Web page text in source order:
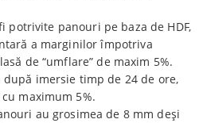
potrivite panouri pe baza de HDF,
a marginilor împotriva
de “umflare” de maxim 5%.
după imersie timp de 24 de ore,
maximum 5%.
au grosimea de 8 mm deși